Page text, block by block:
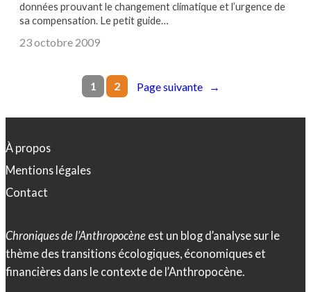
données prouvant le changement climatique et l’urgence de
sa compensation. Le petit guide…
23 octobre 2009
1 2 Page suivante →
À propos
Mentions légales
Contact
Chroniques de l’Anthropocène est un blog d’analyse sur le
thème des transitions écologiques, économiques et
financières dans le contexte de l’Anthropocène.